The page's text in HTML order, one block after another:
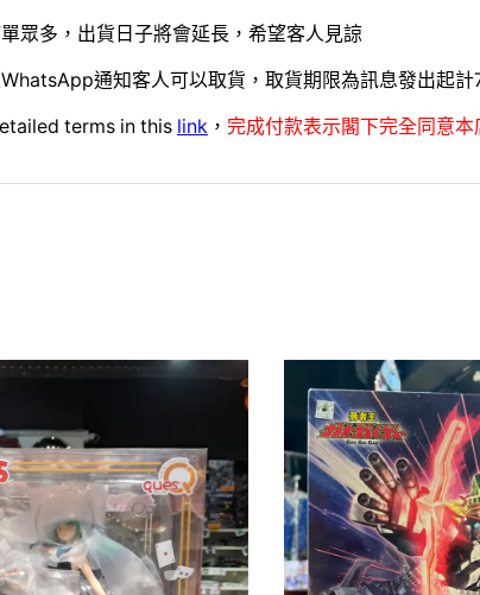
眾多，出貨日子將會延長，希望客人見諒
通知客人可以取貨，取貨期限為訊息發出起
terms in this link ， 完成付款表示閣下完全同意本